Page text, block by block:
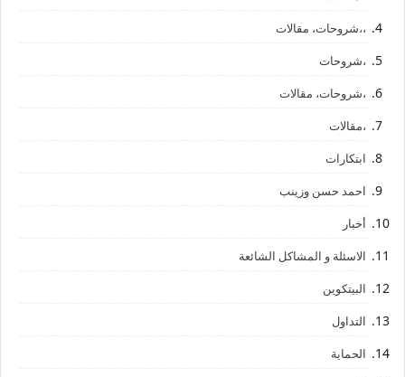
،،شروحات، مقالات
،شروحات
،شروحات، مقالات
،مقالات
ابتكارات
احمد حسن وزينب
أخبار
الاسئلة و المشاكل الشائعة
البيتكوين
التداول
الحماية